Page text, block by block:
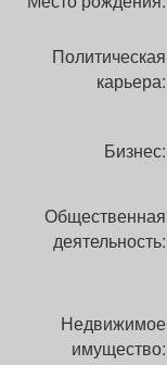
Политическая
карьера:
Бизнес:
Общественная
деятельность:
Недвижимое
имущество: